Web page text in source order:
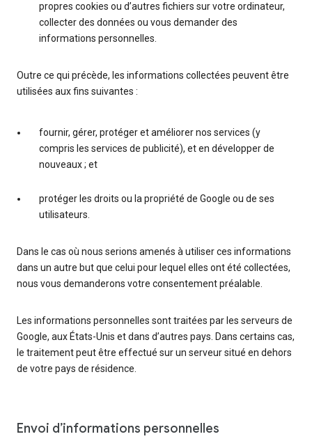
propres cookies ou d’autres fichiers sur votre ordinateur,
collecter des données ou vous demander des
informations personnelles.
Outre ce qui précède, les informations collectées peuvent être
utilisées aux fins suivantes :
fournir, gérer, protéger et améliorer nos services (y
compris les services de publicité), et en développer de
nouveaux ; et
protéger les droits ou la propriété de Google ou de ses
utilisateurs.
Dans le cas où nous serions amenés à utiliser ces informations
dans un autre but que celui pour lequel elles ont été collectées,
nous vous demanderons votre consentement préalable.
Les informations personnelles sont traitées par les serveurs de
Google, aux États-Unis et dans d’autres pays. Dans certains cas,
le traitement peut être effectué sur un serveur situé en dehors
de votre pays de résidence.
Envoi d’informations personnelles